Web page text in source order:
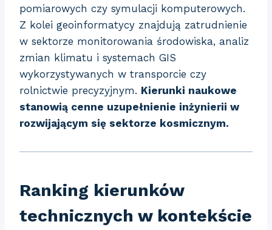
pomiarowych czy symulacji komputerowych.
Z kolei geoinformatycy znajdują zatrudnienie
w sektorze monitorowania środowiska, analiz
zmian klimatu i systemach GIS
wykorzystywanych w transporcie czy
rolnictwie precyzyjnym. Kierunki naukowe
stanowią cenne uzupełnienie inżynierii w
rozwijającym się sektorze kosmicznym.
Ranking kierunków
technicznych w kontekście